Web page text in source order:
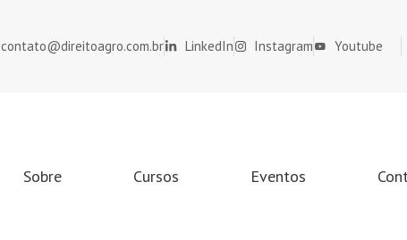
contato@direitoagro.com.br LinkedIn Instagram Youtube
Sobre Cursos Eventos